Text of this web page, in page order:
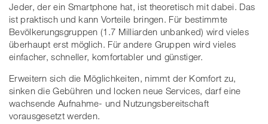
Jeder, der ein Smartphone hat, ist theoretisch mit dabei. Das
ist praktisch und kann Vorteile bringen. Für bestimmte
Bevölkerungsgruppen (1.7 Milliarden unbanked) wird vieles
überhaupt erst möglich. Für andere Gruppen wird vieles
einfacher, schneller, komfortabler und günstiger.
Erweitern sich die Möglichkeiten, nimmt der Komfort zu,
sinken die Gebühren und locken neue Services, darf eine
wachsende Aufnahme- und Nutzungsbereitschaft
vorausgesetzt werden.